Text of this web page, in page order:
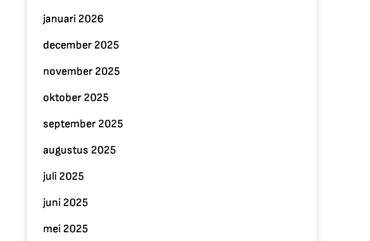
januari 2026
december 2025
november 2025
oktober 2025
september 2025
augustus 2025
juli 2025
juni 2025
mei 2025